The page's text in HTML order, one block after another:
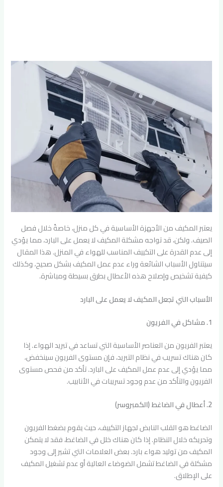
يعتبر المكيف من الأجهزة الأساسية في كل منزل، خاصةً خلال فصل
الصيف. ولكن، قد تواجه مشكلة المكيف لا يعمل على البارد، مما يؤدي
إلى عدم القدرة على التكييف المناسب للهواء في المنزل. هذا المقال
سيتناول الأسباب الشائعة وراء عدم عمل المكيف بشكل صحيح، وكذلك
كيفية تشخيص وإصلاح هذه الأعطال بطرق بسيطة ومباشرة.
الأسباب التي تجعل المكيف لا يعمل على البارد
1. مشاكل في الفريون
يعتبر الفريون من العناصر الأساسية التي تساعد في تبريد الهواء. إذا
كان هناك تسريب في نظام التبريد، فإن مستوى الفريون سينخفض،
مما يؤدي إلى عدم عمل المكيف على البارد. تأكد من فحص مستوى
الفريون والتأكد من عدم وجود تسريبات في الأنابيب.
2. أعطال في الضاغط (الكمبروسر)
الضاغط هو القلب النابض لجهاز التكييف، حيث يقوم بضغط الفريون
وتحريكه خلال النظام. إذا كان هناك خلل في الضاغط، فقد لا يتمكن
المكيف من توليد هواء بارد. بعض العلامات التي تشير إلى وجود
مشكلة في الضاغط تشمل الضوضاء العالية أو عدم تشغيل المكيف
على الإطلاق.